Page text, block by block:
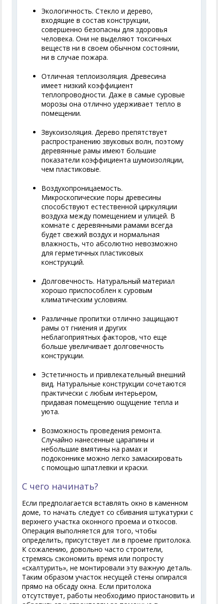
Экологичность. Стекло и дерево,
входящие в состав конструкции,
совершенно безопасны для здоровья
человека. Они не выделяют токсичных
веществ ни в своем обычном состоянии,
ни в случае пожара.
Отличная теплоизоляция. Древесина
имеет низкий коэффициент
теплопроводности. Даже в самые суровые
морозы она отлично удерживает тепло в
помещении.
Звукоизоляция. Дерево препятствует
распространению звуковых волн, поэтому
деревянные рамы имеют большие
показатели коэффициента шумоизоляции,
чем пластиковые.
Воздухопроницаемость.
Микроскопические поры древесины
способствуют естественной циркуляции
воздуха между помещением и улицей. В
комнате с деревянными рамами всегда
будет свежий воздух и нормальная
влажность, что абсолютно невозможно
для герметичных пластиковых
конструкций.
Долговечность. Натуральный материал
хорошо приспособлен к суровым
климатическим условиям.
Различные пропитки отлично защищают
рамы от гниения и других
неблагоприятных факторов, что еще
больше увеличивает долговечность
конструкции.
Эстетичность и привлекательный внешний
вид. Натуральные конструкции сочетаются
практически с любым интерьером,
придавая помещению ощущение тепла и
уюта.
Возможность проведения ремонта.
Случайно нанесенные царапины и
небольшие вмятины на рамах и
подоконнике можно легко замаскировать
с помощью шпатлевки и краски.
С чего начинать?
Если предполагается вставлять окно в каменном
доме, то начать следует со сбивания штукатурки с
верхнего участка оконного проема и откосов.
Операция выполняется для того, чтобы
определить, присутствует ли в проеме притолока.
К сожалению, довольно часто строители,
стремясь сэкономить время или попросту
«схалтурить», не монтировали эту важную деталь.
Таким образом участок несущей стены опирался
прямо на обсаду окна. Если притолока
отсутствует, работы необходимо приостановить и